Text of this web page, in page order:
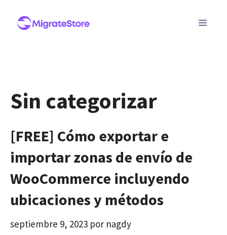
Sin categorizar
[FREE] Cómo exportar e
importar zonas de envío de
WooCommerce incluyendo
ubicaciones y métodos
septiembre 9, 2023 por nagdy